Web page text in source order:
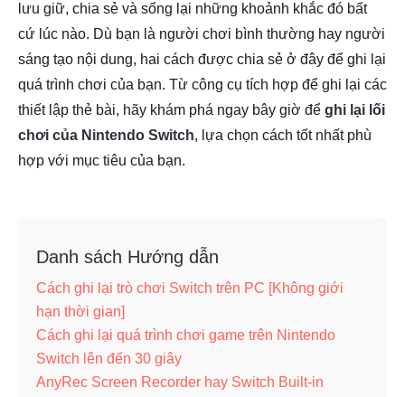
lưu giữ, chia sẻ và sống lại những khoảnh khắc đó bất
cứ lúc nào. Dù bạn là người chơi bình thường hay người
sáng tạo nội dung, hai cách được chia sẻ ở đây để ghi lại
quá trình chơi của bạn. Từ công cụ tích hợp để ghi lại các
thiết lập thẻ bài, hãy khám phá ngay bây giờ để ghi lại lối
chơi của Nintendo Switch, lựa chọn cách tốt nhất phù
hợp với mục tiêu của bạn.
Danh sách Hướng dẫn
Cách ghi lại trò chơi Switch trên PC [Không giới
hạn thời gian]
Cách ghi lại quá trình chơi game trên Nintendo
Switch lên đến 30 giây
AnyRec Screen Recorder hay Switch Built-in